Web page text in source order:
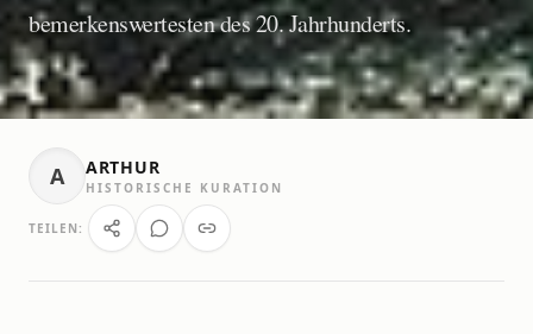
bemerkenswertesten des 20. Jahrhunderts.
A ARTHUR
HISTORISCHE KURATION
TEILEN: